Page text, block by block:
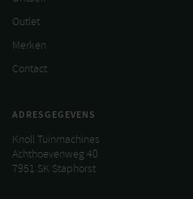
Outlet
Merken
Contact
ADRESGEGEVENS
Knoll Tuinmachines
Achthoevenweg 40
7951 SK Staphorst